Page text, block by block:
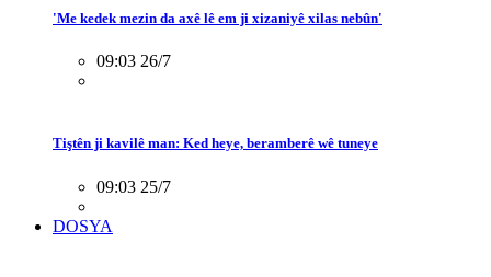
'Me kedek mezin da axê lê em ji xizaniyê xilas nebûn'
09:03 26/7
Tiştên ji kavilê man: Ked heye, beramberê wê tuneye
09:03 25/7
DOSYA